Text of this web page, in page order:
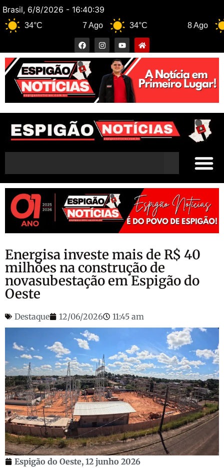
Brasil, 6/8/2026 - 16:40:40
34°C 7 Ago 34°C 8 Ago
Energisa investe mais de R$ 40
milhões na construção de
novasubestação em Espigão do
Oeste
Destaque 12/06/2026 11:45 am
Espigão do Oeste, 12 junho 2026